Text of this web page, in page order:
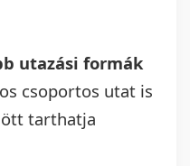
utazási formák
csoportos utat is
tarthatja